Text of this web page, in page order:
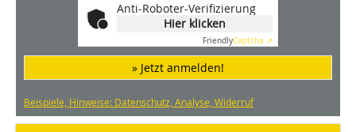
Anti-Roboter-Verifizierung
Hier klicken
FriendlyCaptcha ⇗
» Jetzt anmelden!
Beispiele, Hinweise: Datenschutz, Analyse, Widerruf